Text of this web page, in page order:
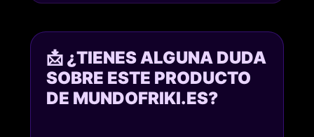
📩 ¿TIENES ALGUNA DUDA
SOBRE ESTE PRODUCTO
DE MUNDOFRIKI.ES?